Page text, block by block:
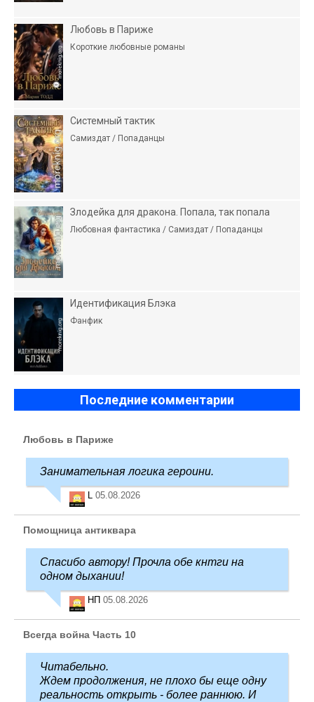
Любовь в Париже
Короткие любовные романы
Системный тактик
Самиздат / Попаданцы
Злодейка для дракона. Попала, так попала
Любовная фантастика / Самиздат / Попаданцы
Идентификация Блэка
Фанфик
Последние комментарии
Любовь в Париже
Занимательная логика героини.
L 05.08.2026
Помощница антиквара
Спасибо автору! Прочла обе кнтги на
одном дыхании!
НП 05.08.2026
Всегда война Часть 10
Читабельно.
Ждем продолжения, не плохо бы еще одну
реальность открыть - более раннюю. И